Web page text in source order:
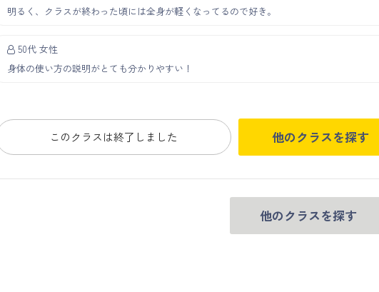
明るく、クラスが終わった頃には全身が軽くなってるので好き。
50代 女性
身体の使い方の説明がとても分かりやすい！
このクラスは終了しました 他のクラスを探す
他のクラスを探す